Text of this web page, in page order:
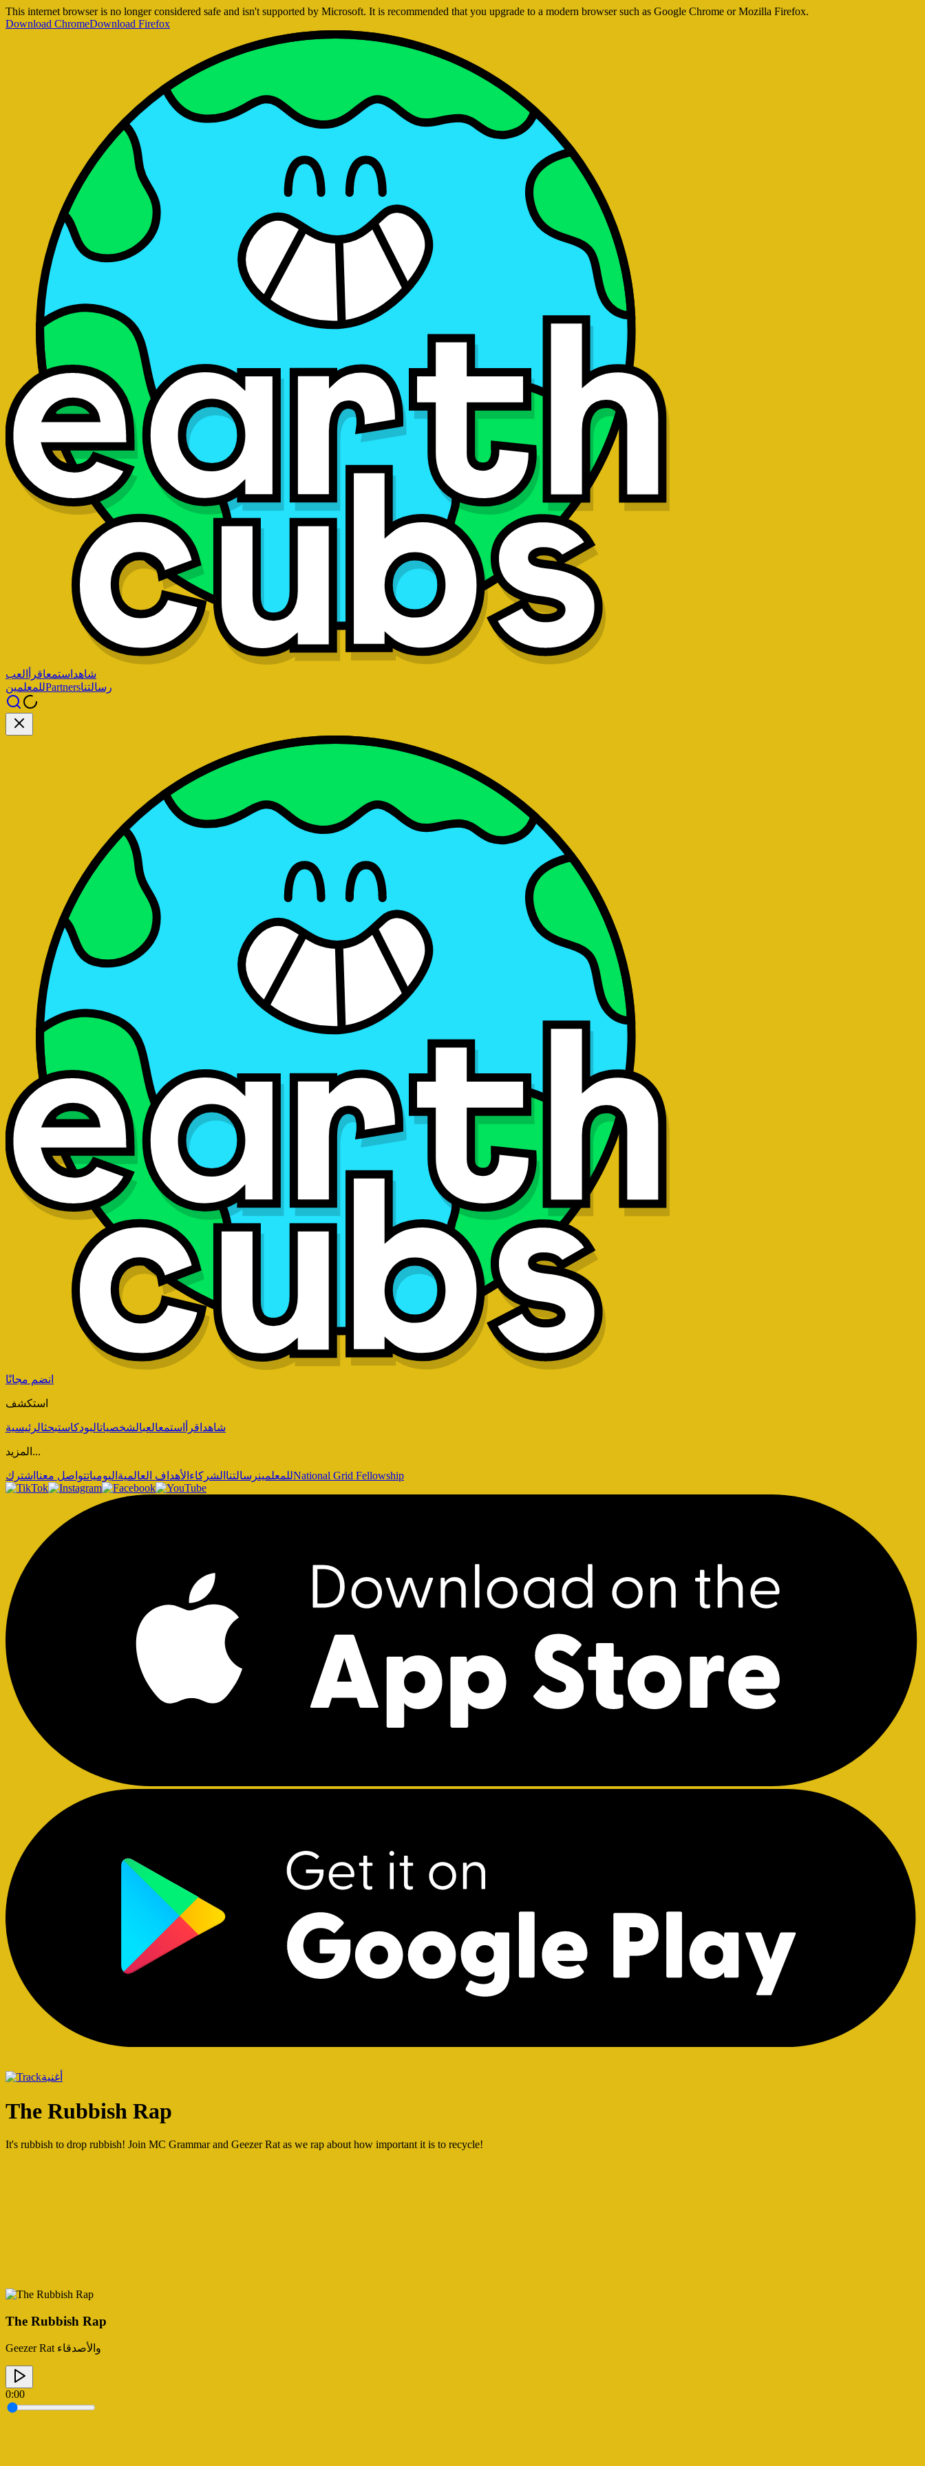
This internet browser is no longer considered safe and isn't supported by Microsoft. It is recommended that you upgrade to a modern browser such as Google Chrome or Mozilla Firefox.
Download ChromeDownload Firefox
شاهد استمعاقرأ
العب
للمعلمينPartnersرسالتنا
انضم مجانًا
استكشف
شاهد اقرأ استمعالعبالشخصياتالبودكاستبحثالرئيسية
المزيد...
للمعلمينرسالتنا الشركاء الأهداف العالمية اليومياتتواصل معنا اشترك National Grid Fellowship
أغنية
The Rubbish Rap
It's rubbish to drop rubbish! Join MC Grammar and Geezer Rat as we rap about how important it is to recycle!
The Rubbish Rap
Geezer Rat والأصدقاء
0:00